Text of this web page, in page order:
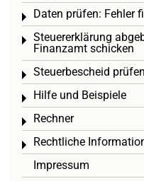
Daten prüfen: Fehler
Toggle menu
Steuererklärung
Finanzamt schicken
Toggle menu
Steuerbescheid
Toggle menu
Hilfe und Beispiele
Toggle menu
Rechner
Toggle menu
Rechtliche
Toggle menu
Impressum